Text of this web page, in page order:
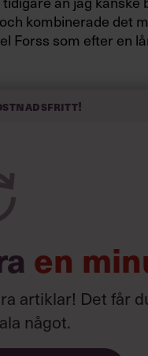
kombinerade det
Forss som efter en
efter gymnasiet
en
artiklar! Det får
något.